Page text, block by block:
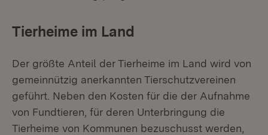
Tierheime im Land
Der größte Anteil der Tierheime im Land wird von
gemeinnützig anerkannten Tierschutzvereinen
geführt. Neben den Kosten für die der Aufnahme
von Fundtieren, für deren Unterbringung die
Tierheime von Kommunen bezuschusst werden,